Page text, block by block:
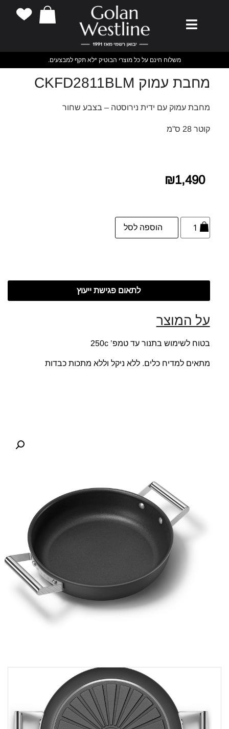
משלוח חינם על כל מוצרי הבוטיק *לא תקף למבצעים.
מחבת עמוק CKFD2811BLM
מחבת עמוק עם ידית נירוסטה – בצבע שחור
קוטר 28 ס”מ
₪1,490
הוספה לסל
לתאום פגישת ייעוץ
על המוצר
בטוח לשימוש בתנור עד טמפ’ 250c
מתאים למדיח כלים. ללא ניקל וללא מתכות כבדות